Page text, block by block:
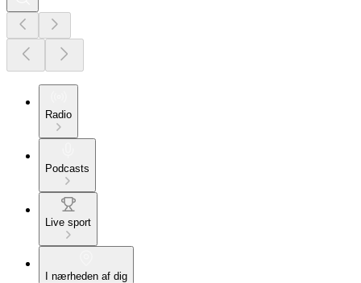
Radio
Podcasts
Live sport
I nærheden af dig